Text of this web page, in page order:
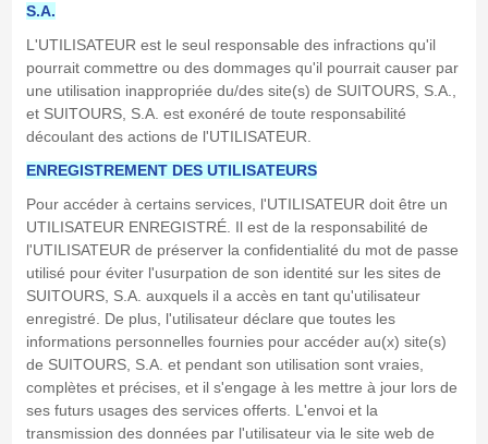
S.A.
L'UTILISATEUR est le seul responsable des infractions qu'il
pourrait commettre ou des dommages qu'il pourrait causer par
une utilisation inappropriée du/des site(s) de SUITOURS, S.A.,
et SUITOURS, S.A. est exonéré de toute responsabilité
découlant des actions de l'UTILISATEUR.
ENREGISTREMENT DES UTILISATEURS
Pour accéder à certains services, l'UTILISATEUR doit être un
UTILISATEUR ENREGISTRÉ. Il est de la responsabilité de
l'UTILISATEUR de préserver la confidentialité du mot de passe
utilisé pour éviter l'usurpation de son identité sur les sites de
SUITOURS, S.A. auxquels il a accès en tant qu'utilisateur
enregistré. De plus, l'utilisateur déclare que toutes les
informations personnelles fournies pour accéder au(x) site(s)
de SUITOURS, S.A. et pendant son utilisation sont vraies,
complètes et précises, et il s'engage à les mettre à jour lors de
ses futurs usages des services offerts. L'envoi et la
transmission des données par l'utilisateur via le site web de